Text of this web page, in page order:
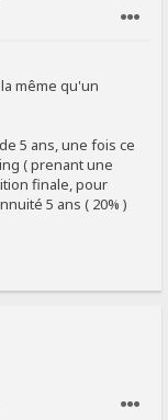
même qu'un
5 ans, une fois ce
( prenant une
finale, pour
5 ans ( 20% )